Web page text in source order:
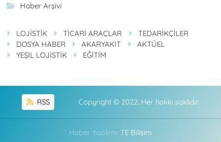
Haber Arşivi
LOJİSTİK TİCARİ ARAÇLAR
TEDARİKÇİLER
DOSYA HABER
AKARYAKIT
AKTÜEL
YEŞİL LOJİSTİK
EĞİTİM
RSS Copyright © 2022. Her hakkı saklıdır.
Haber Yazılımı: TE Bilişim